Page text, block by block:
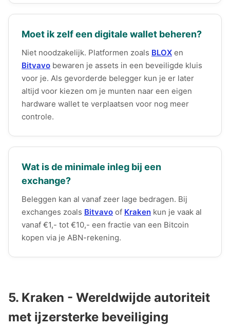
Moet ik zelf een digitale wallet beheren?
Niet noodzakelijk. Platformen zoals BLOX en
Bitvavo bewaren je assets in een beveiligde kluis
voor je. Als gevorderde belegger kun je er later
altijd voor kiezen om je munten naar een eigen
hardware wallet te verplaatsen voor nog meer
controle.
Wat is de minimale inleg bij een
exchange?
Beleggen kan al vanaf zeer lage bedragen. Bij
exchanges zoals Bitvavo of Kraken kun je vaak al
vanaf €1,- tot €10,- een fractie van een Bitcoin
kopen via je ABN-rekening.
5. Kraken - Wereldwijde autoriteit
met ijzersterke beveiliging